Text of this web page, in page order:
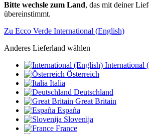
Bitte wechsle zum Land, das mit deiner
übereinstimmt.
Zu Ecco Verde International (English)
Anderes Lieferland wählen
International
Österreich
Italia
Deutschland
Great Britain
España
Slovenija
France